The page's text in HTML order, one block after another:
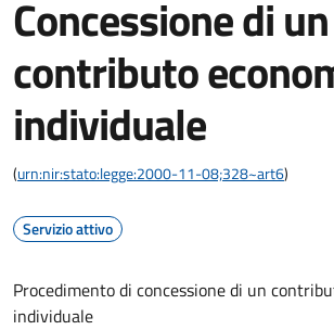
Concessione di un
contributo
individuale
(urn:nir:stato:legge:2000-11-08;328~art6)
Servizio attivo
Procedimento di concessione di un
individuale